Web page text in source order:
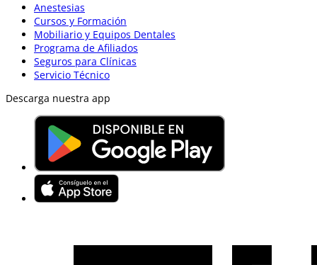
Anestesias
Cursos y Formación
Mobiliario y Equipos Dentales
Programa de Afiliados
Seguros para Clínicas
Servicio Técnico
Descarga nuestra app